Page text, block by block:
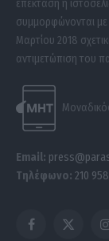
επέκταση η
συμμορφώνονται
Μαρτίου 2018
αντιμετώπιση του
Email:
Τηλέφωνο: 210
Facebook
X